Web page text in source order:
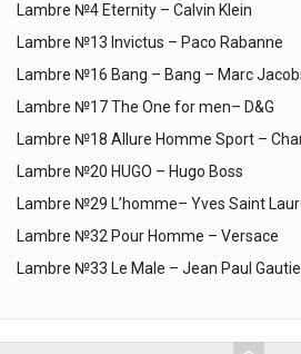
Lambre №4 Eternity – Calvin Klein
Lambre №13 Invictus – Paco Rabanne
Lambre №16 Bang – Bang – Marc
Lambre №17 The One for men– D&G
Lambre №18 Allure Homme Sport –
Lambre №20 HUGO – Hugo Boss
Lambre №29 L’homme– Yves Saint
Lambre №32 Pour Homme – Versace
Lambre №33 Le Male – Jean Paul